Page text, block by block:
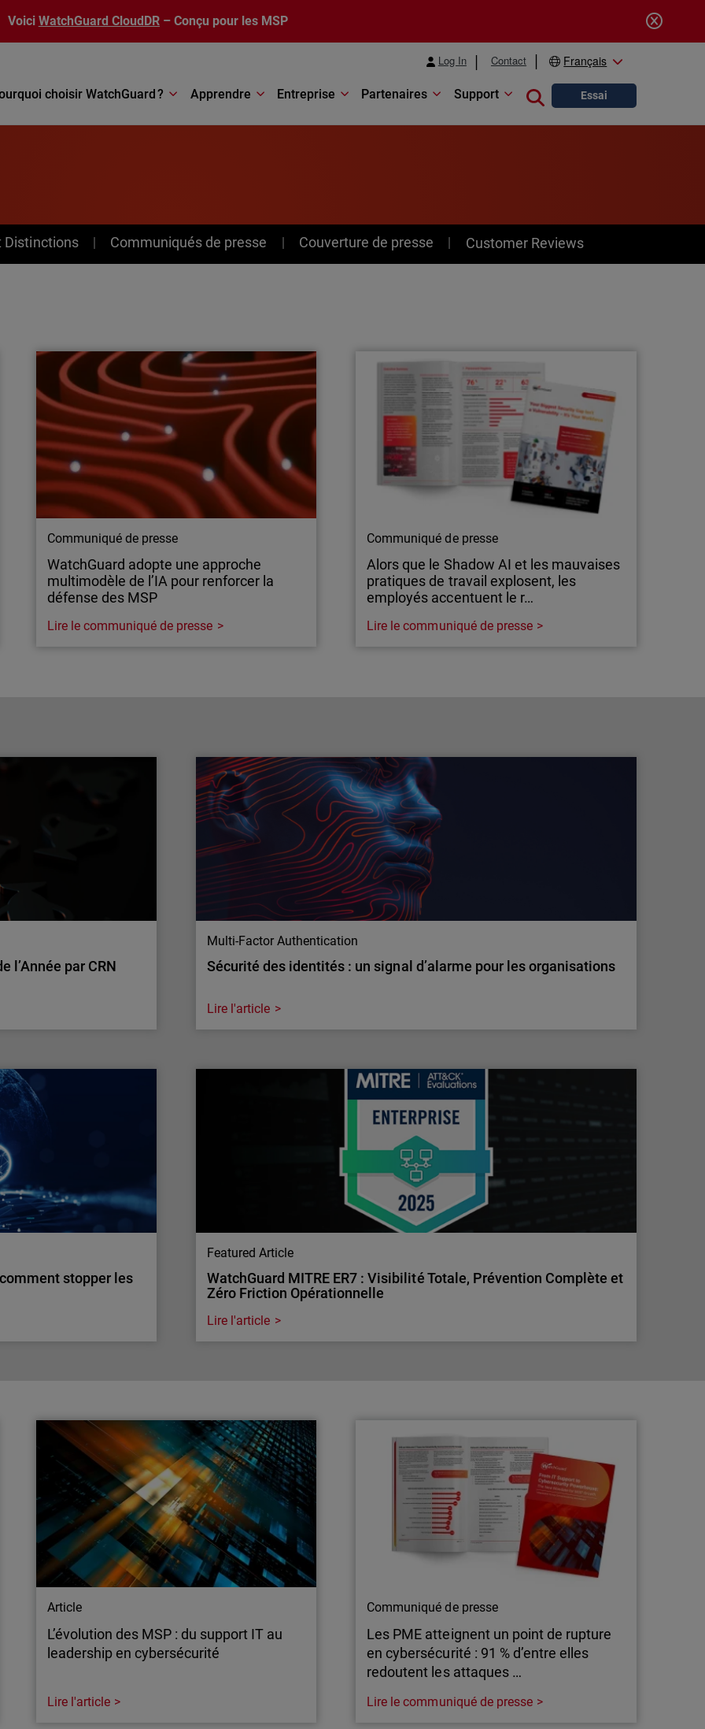
Voici WatchGuard CloudDR – Conçu pour les MSP
Log In Contact Français
choisir WatchGuard ? Apprendre Entreprise Partenaires Support Close search
Essai
Distinctions Communiqués de presse Couverture de presse Customer Reviews
Communiqué de presse
WatchGuard adopte une approche
multimodèle de l’IA pour renforcer la
défense des MSP
de la cybersécurité unifiée pour les
fournisseurs de services managés (MSP),
annonce aujourd’hui de nouveaux
investissements dans l’IA appliquée à la
sécurité des applications, élargissant ainsi
son accès aux capacités avancées d’OpenAI
Lire le communiqué de presse
Communiqué de presse
Alors que le Shadow AI et les mauvaises
pratiques de travail explosent, les
employés accentuent le r…
Technologies, leader mondial de la
cybersécurité unifiée pour les fournisseurs de
services managés (MSP), révèle que le
comportement des employés crée un risque de
cybersécurité important et souvent invisible
pour les petites et moyennes entreprises
(PME). Selon le…
Lire le communiqué de presse
l’Année par CRN
l’Année par CRN
2025. Une solution
réseau et réponse
Multi-Factor Authentication
Sécurité des identités : un signal d’alarme pour les organisations
Sécurité des identités : un signal d’alarme pour les organisations
Les identités numériques sont la nouvelle cible des cyberattaques.
Découvrez comment PME et MSP peuvent renforcer leur sécurité face aux
Lire l'article
stopper les
cybercriminels d’infiltrer
Apprenez comment
approche XDR
Featured Article
WatchGuard MITRE ER7 : Visibilité Totale, Prévention Complète et
Zéro Friction Opérationnelle
Découvrez les résultats MITRE ER7 : visibilité complète, 100 % de
prévention et zéro friction opérationnelle. WatchGuard renforce la sécurité
MSP/PME avec une protection fiable et efficace.
Lire l'article
Article
L’évolution des MSP : du support IT au
leadership en cybersécurité
Lire l'article
Communiqué de presse
Les PME atteignent un point de rupture
en cybersécurité : 91 % d’entre elles
redoutent les attaques …
Lire le communiqué de presse